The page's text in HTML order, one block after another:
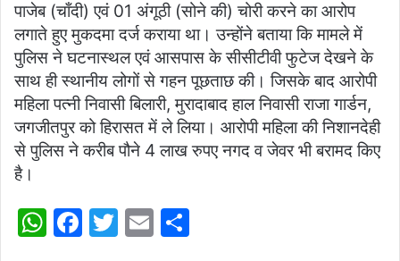
पाजेब (चाँदी) एवं 01 अंगूठी (सोने की) चोरी करने का आरोप
लगाते हुए मुकदमा दर्ज कराया था। उन्होंने बताया कि मामले में
पुलिस ने घटनास्थल एवं आसपास के सीसीटीवी फुटेज देखने के
साथ ही स्थानीय लोगों से गहन पूछताछ की। जिसके बाद आरोपी
महिला पत्नी निवासी बिलारी, मुरादाबाद हाल निवासी राजा गार्डन,
जगजीतपुर को हिरासत में ले लिया। आरोपी महिला की निशानदेही
से पुलिस ने करीब पौने 4 लाख रुपए नगद व जेवर भी बरामद किए
है।
W F
T
E